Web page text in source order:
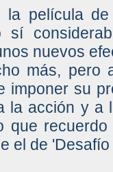
película
sí
nuevos
más, pero
imponer su
la acción y a
que
el de 'Desafío